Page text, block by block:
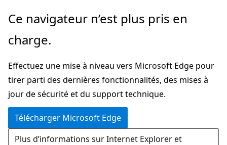
Passer
directement
au
principal
Passer
la
dans
la
page
Ce navigateur n’est plus pris en
charge.
Effectuez une mise à niveau vers Microsoft Edge pour
tirer parti des dernières fonctionnalités, des mises à
jour de sécurité et du support technique.
Télécharger Microsoft Edge
Plus d’informations sur Internet Explorer et